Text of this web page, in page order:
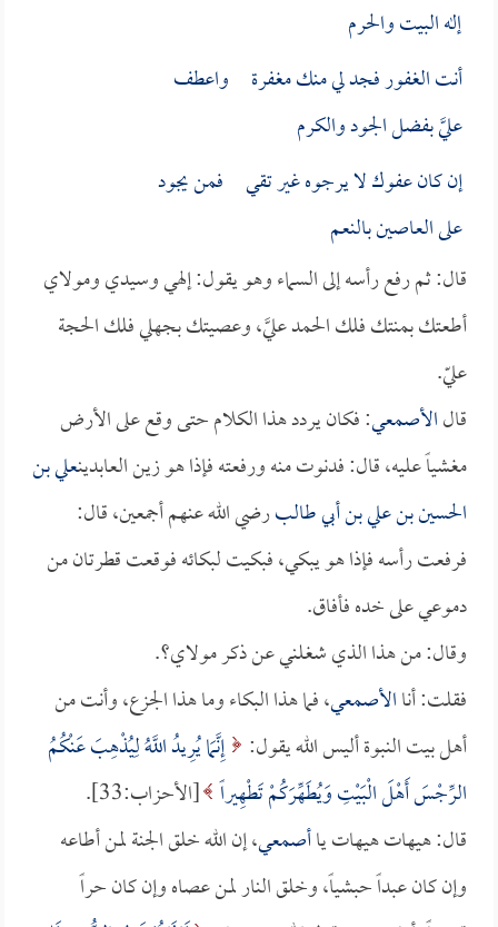
إله البيت والحرم
أنت الغفور فجد لي منك مغفرة واعطف
عليَّ بفضل الجود والكرم
إن كان عفوك لا يرجوه غير تقي فمن يجود
على العاصين بالنعم
قال: ثم رفع رأسه إلى السماء وهو يقول: إلهي وسيدي ومولاي
أطعتك بمنتك فلك الحمد عليَّ، وعصيتك بجهلي فلك الحجة
عليّ.
قالالأصمعي: فكان يردد هذا الكلام حتى وقع على الأرض
مغشياً عليه، قال: فدنوت منه ورفعته فإذا هو زين العابدينعلي بن
الحسين بن علي بن أبي طالبرضي الله عنهم أجمعين، قال:
فرفعت رأسه فإذا هو يبكي، فبكيت لبكائه فوقعت قطرتان من
دموعي على خده فأفاق.
وقال: من هذا الذي شغلني عن ذكر مولاي؟.
فقلت: أناالأصمعي، فما هذا البكاء وما هذا الجزع، وأنت من
أهل بيت النبوة أليس الله يقول:
إِنَّمَا يُرِيدُ اللَّهُ لِيُذْهِبَ عَنْكُمُ
الرِّجْسَ أَهْلَ الْبَيْتِ وَيُطَهِّرَكُمْ تَطْهِيراً [الأحزاب:33].
قال: هيهات هيهات ياأصمعي، إن الله خلق الجنة لمن أطاعه
وإن كان عبداً حبشياً، وخلق النار لمن عصاه وإن كان حراً